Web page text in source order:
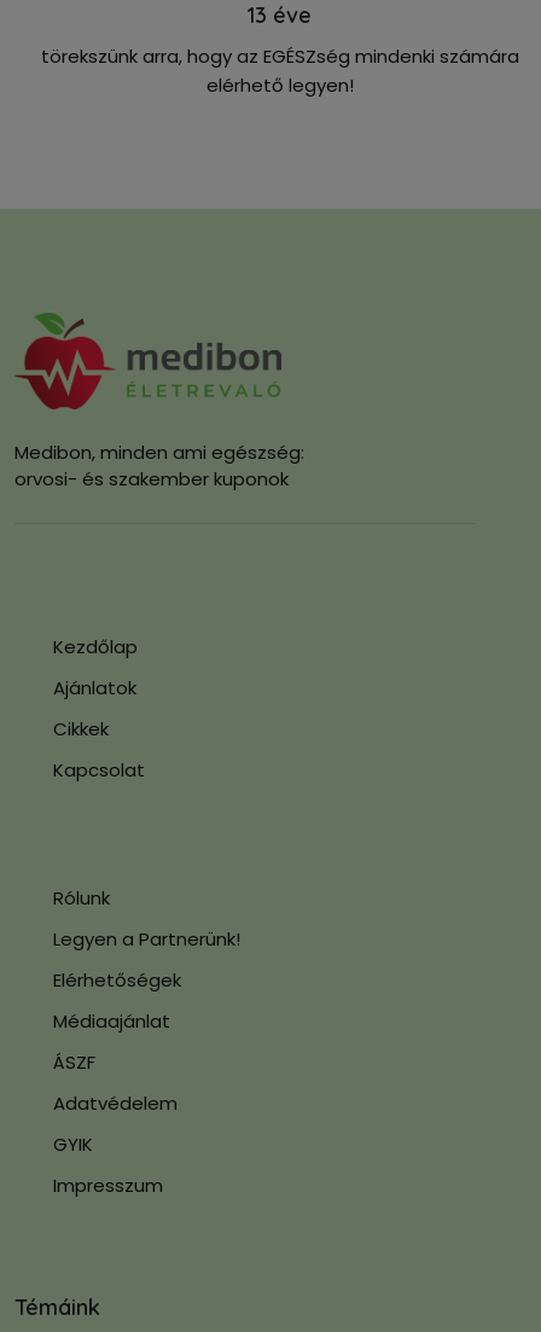
13 éve
törekszünk arra, hogy az EGÉSZség mindenki számára
elérhető legyen!
Medibon, minden ami egészség:
orvosi- és szakember kuponok
Kezdőlap
Ajánlatok
Cikkek
Kapcsolat
Rólunk
Legyen a Partnerünk!
Elérhetőségek
Médiaajánlat
ÁSZF
Adatvédelem
GYIK
Impresszum
Témáink